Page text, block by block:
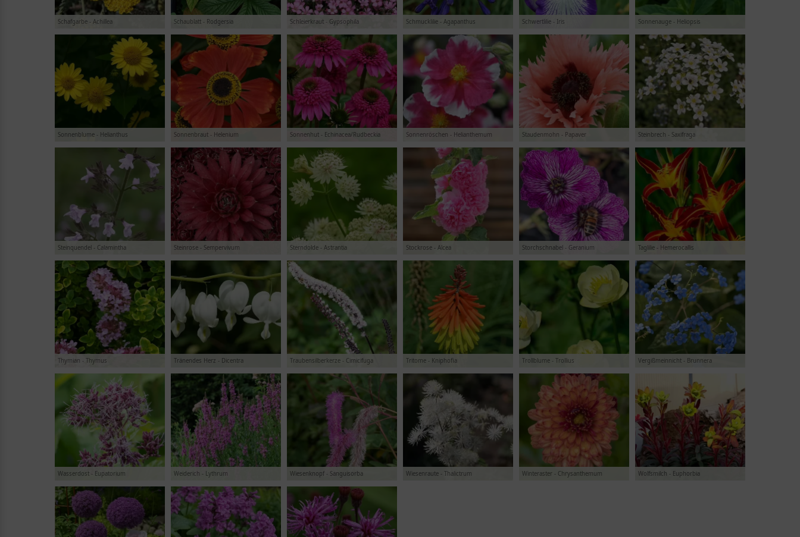
Schafgarbe - Achillea Schmucklilie - Agapanthus Schwertlilie - Iris Sonnenauge - Heliopsis
Sonnenblume - Helianthus Sonnenbraut - Helenium Sonnenhut - Echinacea/Rudbeckia Staudenmohn - Papaver
Steinquendel - Calamintha Sterndolde - Astrantia Stockrose - Alcea Storchschnabel - Geranium Taglilie - Hemerocallis
Traubensilberkerze - Cimicifuga Tritome - Kniphofia Trollblume - Trollius
Weiderich - Lythrum Wiesenknopf - Sanguisorba Wiesenraute - Thalictrum Winteraster - Chrysanthemum Wolfsmilch - Euphorbia
Tränendes Herz - Dicentra Vergißmeinnicht - Brunnera
Wasserdost - Eupatorium
Schaublatt - Rodgersia Schleierkraut - Gypsophila
Sonnenröschen - Helianthemum Steinbrech - Saxifraga
Steinrose - Sempervivum
Thymian - Thymus